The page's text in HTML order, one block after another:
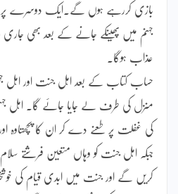
بازی کررہے ہوں گے۔ایک دوسرے پر
جہنم میں پھینکے جانے کے بعد بھی جاری
عذاب ہوگا۔
حساب کتاب کے بعد اہل جنت اور اہل
منزل کی طرف لے جایا جائے گا۔ اہل
کی غفلت پر طعنے دے کر ان کا پچھتاوہ
جبکہ اہل جنت کو وہاں متعین فرشتے سلام
کریں گے اور جنت میں ابدی قیام کی